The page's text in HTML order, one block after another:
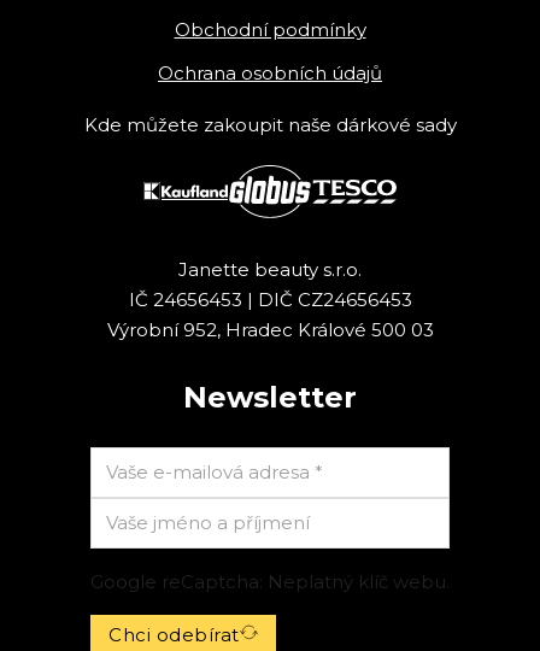
Obchodní podmínky
Ochrana osobních údajů
Kde můžete zakoupit naše dárkové sady
Janette beauty s.r.o.
IČ 24656453 | DIČ CZ24656453
Výrobní 952, Hradec Králové 500 03
Newsletter
Google reCaptcha: Neplatný klíč webu.
Chci odebírat